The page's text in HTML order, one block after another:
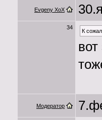
Evgeny XoX
34
К
Модератор